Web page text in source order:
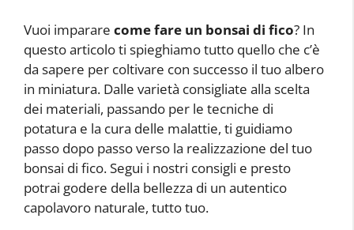
Vuoi imparare come fare un bonsai di fico? In
questo articolo ti spieghiamo tutto quello che c’è
da sapere per coltivare con successo il tuo albero
in miniatura. Dalle varietà consigliate alla scelta
dei materiali, passando per le tecniche di
potatura e la cura delle malattie, ti guidiamo
passo dopo passo verso la realizzazione del tuo
bonsai di fico. Segui i nostri consigli e presto
potrai godere della bellezza di un autentico
capolavoro naturale, tutto tuo.